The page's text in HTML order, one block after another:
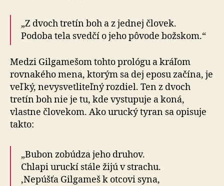
„Z dvoch tretín boh a z jednej človek.
Podoba tela svedčí o jeho pôvode božskom.“
Medzi Gilgamešom tohto prológu a kráľom
rovnakého mena, ktorým sa dej eposu začína, je
veľký, nevysvetliteľný rozdiel. Ten z dvoch
tretín boh nie je tu, kde vystupuje a koná,
vlastne človekom. Ako urucký tyran sa opisuje
takto:
„Bubon zobúdza jeho druhov.
Chlapi uruckí stále žijú v strachu.
‚Nepúšťa Gilgameš k otcovi syna,